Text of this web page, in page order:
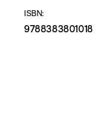
ISBN:
9788383801018